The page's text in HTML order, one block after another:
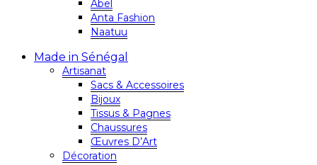
Abel
Anta Fashion
Naatuu
Made in Sénégal
Artisanat
Sacs & Accessoires
Bijoux
Tissus & Pagnes
Chaussures
Œuvres D’Art
Décoration